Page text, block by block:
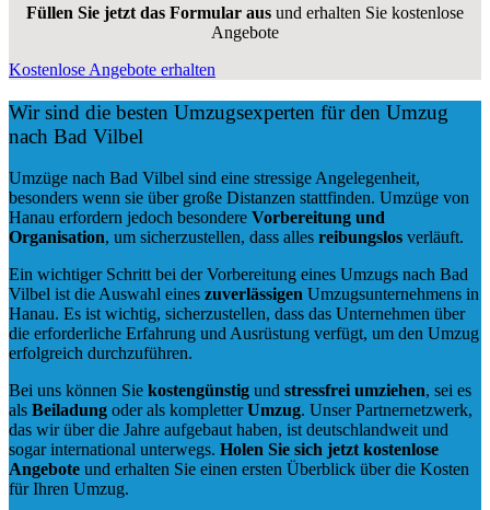
Füllen Sie jetzt das Formular aus und erhalten Sie kostenlose
Angebote
Kostenlose Angebote erhalten
Wir sind die besten Umzugsexperten für den Umzug
nach Bad Vilbel
Umzüge nach Bad Vilbel sind eine stressige Angelegenheit,
besonders wenn sie über große Distanzen stattfinden. Umzüge von
Hanau erfordern jedoch besondere Vorbereitung und
Organisation, um sicherzustellen, dass alles reibungslos verläuft.
Ein wichtiger Schritt bei der Vorbereitung eines Umzugs nach Bad
Vilbel ist die Auswahl eines zuverlässigen Umzugsunternehmens in
Hanau. Es ist wichtig, sicherzustellen, dass das Unternehmen über
die erforderliche Erfahrung und Ausrüstung verfügt, um den Umzug
erfolgreich durchzuführen.
Bei uns können Sie kostengünstig und stressfrei umziehen, sei es
als Beiladung oder als kompletterUmzug. Unser Partnernetzwerk,
das wir über die Jahre aufgebaut haben, ist deutschlandweit und
sogar international unterwegs. Holen Sie sich jetzt kostenlose
Angebote und erhalten Sie einen ersten Überblick über die Kosten
für Ihren Umzug.